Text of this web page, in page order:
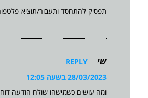
תפסיק להתחסד ותעבור/תוציא
שי
REPLY
28/03/2023 בשעה 12:05
ומה עושים כשמישהו שולח הודעה